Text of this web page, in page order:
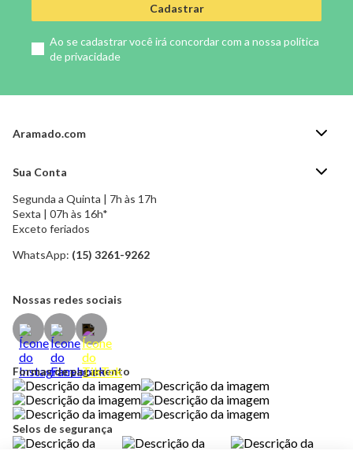
Cadastrar
Ao se cadastrar você irá concordar com a nossa política
de privacidade
Aramado.com
Blog Aramado.com
Política de Privacidade
Política de Troca e Devolução
Política de Frete Grátis
Sua Conta
Minha Conta
Meus pedidos
Segunda a Quinta | 7h às 17h
Sexta | 07h às 16h*
Exceto feriados
WhatsApp: (15) 3261-9262
Nossas redes sociais
Formas de pagamento
Selos de segurança